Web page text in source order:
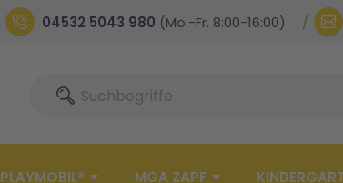
04532 5043 980 (Mo.-Fr. 8:00-16:00)
SucheSuche
PLAYMOBIL® MGA ZAPF